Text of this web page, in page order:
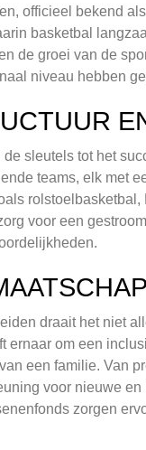
officieel bekend
basketbal
de groei van de
niveau hebben
de sleutels tot het
teams, elk met
voor een
draait het niet
ernaar om een
een familie. Van
voor nieuwe
zorgen